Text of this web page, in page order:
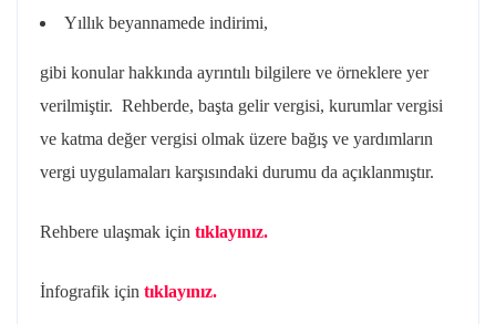
Yıllık beyannamede indirimi,
gibi konular hakkında ayrıntılı bilgilere ve örneklere yer
verilmiştir. Rehberde, başta gelir vergisi, kurumlar vergisi
ve katma değer vergisi olmak üzere bağış ve yardımların
vergi uygulamaları karşısındaki durumu da açıklanmıştır.
Rehbere ulaşmak için tıklayınız.
İnfografik için tıklayınız.